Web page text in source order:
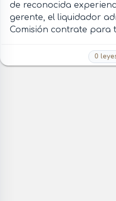
de reconocida
gerente, el liquidador
Comisión contrate para
0